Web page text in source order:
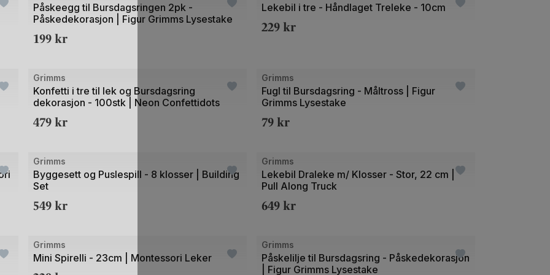
av
Påskeegg til Bursdagsringen 2pk -
Påskedekorasjon | Figur Grimms Lysestake
199kr
av
Lekebil i tre - Håndlaget Treleke - 10cm
229kr
Bilde
av
Grimms
Konfetti i tre til lek og Bursdagsring
dekorasjon - 100stk | Neon Confettidots
479kr
Bilde
av
Grimms
Fugl til Bursdagsring - Måltross | Figur
Grimms Lysestake
79kr
Bilde
av
Grimms
Byggesett og Puslespill - 8 klosser | Building
Set
549kr
Bilde
av
4
Grimms
Lekebil Draleke m/ Klosser - Stor, 22 cm |
Pull Along Truck
649kr
Bilde
av
Grimms
Mini Spirelli - 23cm | Montessori Leker
Bilde
Grimms
Påskelilje til Bursdagsring - Påskedekorasjon
| Figur Grimms Lysestake